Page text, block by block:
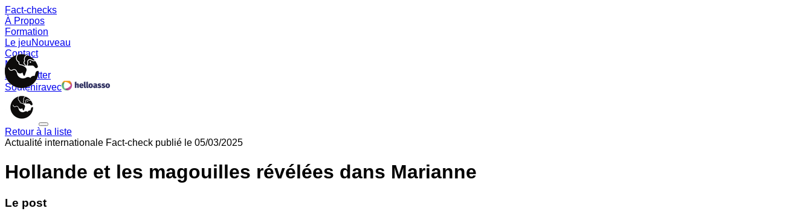
Fact-checks
À Propos
Formation
Le jeuNouveau
Contact
Memes
Newsletter
Souteniravec
Retour à la liste
Actualité internationale Fact-check publié le 05/03/2025
Hollande et les magouilles révélées dans Marianne
Le post